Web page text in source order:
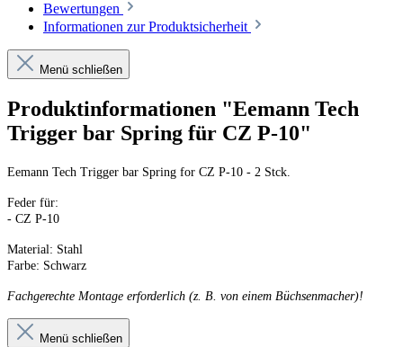
Bewertungen
Informationen zur Produktsicherheit
Menü schließen
Produktinformationen "Eemann Tech
Trigger bar Spring für CZ P-10"
Eemann Tech Trigger bar Spring for CZ P-10 - 2 Stck.
Feder für:
- CZ P-10
Material: Stahl
Farbe: Schwarz
Fachgerechte Montage erforderlich (z. B. von einem Büchsenmacher)!
Menü schließen